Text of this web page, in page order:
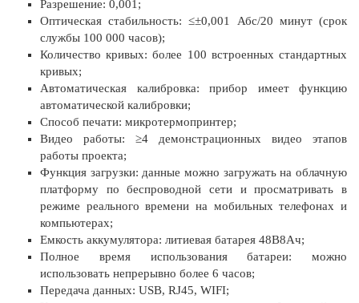
Разрешение: 0,001;
Оптическая стабильность: ≤±0,001 Абс/20 минут (срок
службы 100 000 часов);
Количество кривых: более 100 встроенных стандартных
кривых;
Автоматическая калибровка: прибор имеет функцию
автоматической калибровки;
Способ печати: микротермопринтер;
Видео работы: ≥4 демонстрационных видео этапов
работы проекта;
Функция загрузки: данные можно загружать на облачную
платформу по беспроводной сети и просматривать в
режиме реального времени на мобильных телефонах и
компьютерах;
Емкость аккумулятора: литиевая батарея 48В8Ач;
Полное время использования батареи: можно
использовать непрерывно более 6 часов;
Передача данных: USB, RJ45, WIFI;